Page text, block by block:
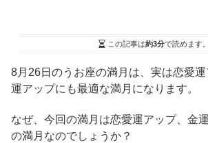
この記事は約3分で読めます。
8月26日のうお座の満月は、実は恋愛
運アップにも最適な満月になります。
なぜ、今回の満月は恋愛運アップ、金
の満月なのでしょうか？